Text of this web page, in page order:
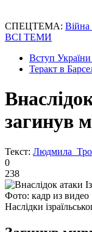
СПЕЦТЕМА: Війна
ВСІ ТЕМИ
Вступ
Теракт в
загинув
Текст: Людмила
0
238
Фото: кадр из видео
Наслідки